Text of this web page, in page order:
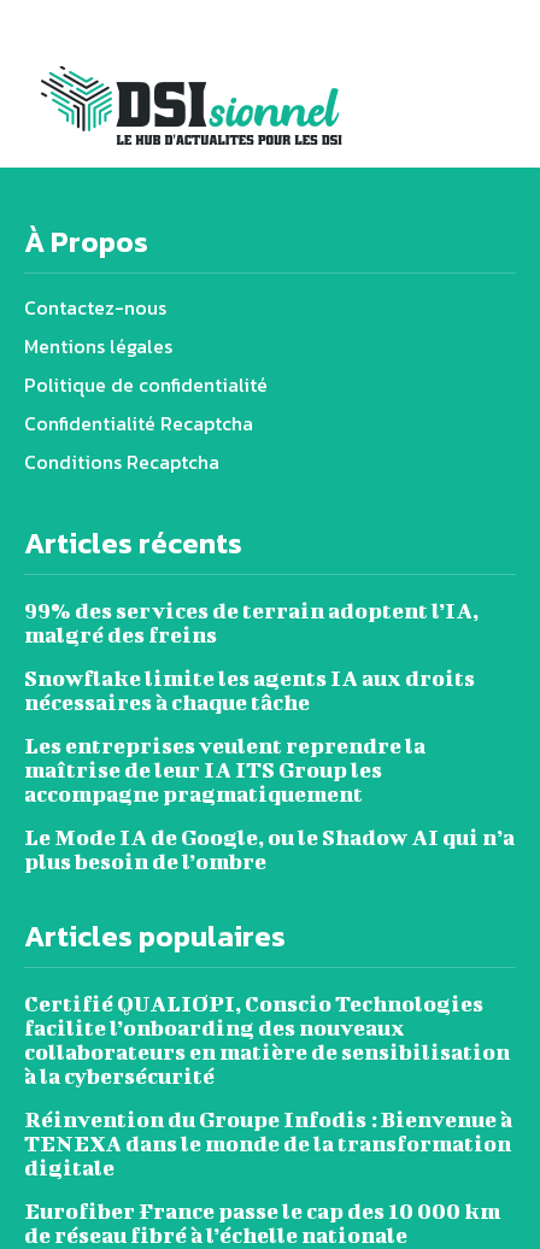
À Propos
Contactez-nous
Mentions légales
Politique de confidentialité
Confidentialité Recaptcha
Conditions Recaptcha
Articles récents
99% des services de terrain adoptent l’IA,
malgré des freins
Snowflake limite les agents IA aux droits
nécessaires à chaque tâche
Les entreprises veulent reprendre la
maîtrise de leur IA ITS Group les
accompagne pragmatiquement
Le Mode IA de Google, ou le Shadow AI qui n’a
plus besoin de l’ombre
Articles populaires
Certifié QUALIOPI, Conscio Technologies
facilite l’onboarding des nouveaux
collaborateurs en matière de sensibilisation
à la cybersécurité
Réinvention du Groupe Infodis : Bienvenue à
TENEXA dans le monde de la transformation
digitale
Eurofiber France passe le cap des 10 000 km
de réseau fibré à l’échelle nationale